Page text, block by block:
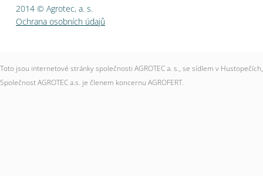
2014 © Agrotec, a. s.
Ochrana osobních údajů
Toto jsou internetové stránky společnosti AGROTEC a. s., se sídlem v
Společnost AGROTEC a.s. je členem koncernu AGROFERT.